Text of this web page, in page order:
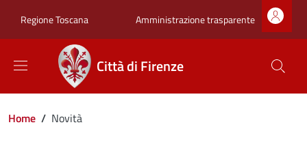
Regione Toscana Zona superiore
Amministrazione trasparente
Città di Firenze
Briciole di pane
Home / Novità